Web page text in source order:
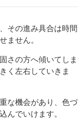
その進み具合は時間
ません。
さの方へ傾いてしま
く左右していきま
な機会があり、色づ
んでいけます。